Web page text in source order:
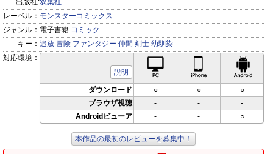
出版社:双葉社
レーベル： モンスターコミックス
ジャンル： 電子書籍 コミック
キー： 追放 冒険 ファンタジー 仲間 剣士 幼馴染
対応環境：
説明
iPhone対応
ダウンロード ○ ○
○
ブラウザ視聴
- -
-
Androidビューア
- - ○
本作品の最初のレビューを募集中！